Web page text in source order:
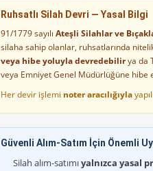
Ruhsatlı Silah Devri — Yasal Bilgi
91/1779 sayılı Ateşli Silahlar ve
silaha sahip olanlar, ruhsatlarında
veya hibe yoluyla devredebilirya da
veya Emniyet Genel Müdürlüğüne hibe
Her devir işlemi noter aracılığıyla
Güvenli Alım-Satım İçin Önemli
Silah alım-satımıyalnızca yasal